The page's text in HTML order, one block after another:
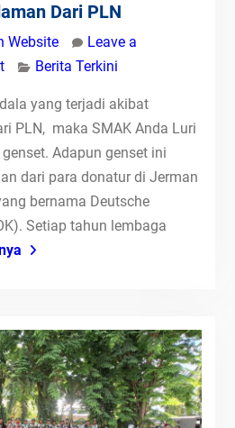
Dari PLN
Website
Leave a
Berita Terkini
yang terjadi akibat
PLN, maka SMAK Anda Luri
Adapun genset ini
dari para donatur di Jerman
bernama Deutsche
Setiap tahun lembaga